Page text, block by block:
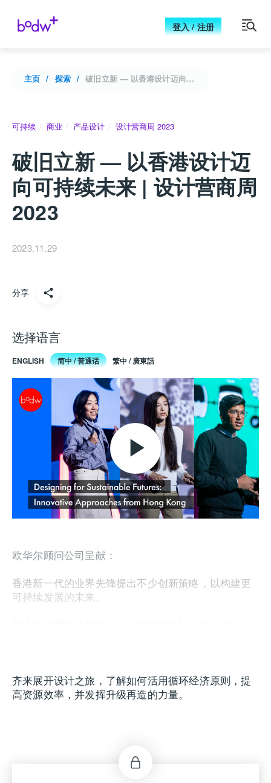
登入 / 注册
主页 探索 破旧立新 — 以香港设计迈向可持续未来 | 设计营商周2023
可持续 商业 产品设计 设计营商周 2023
破旧立新 — 以香港设计迈
向可持续未来 | 设计营商周
2023
2023.11.29
分享
选择语言
ENGLISH 简中 / 普通话 繁中 / 廣東話
Play
Video
欧华尔顾问公司呈献：
香港新一代的业界先锋提出不少创新策略，以构建更
可持续发展的未来。
齐来展开设计之旅，了解如何活用循环经济原则，提
高资源效率，并发挥升级再造的力量。